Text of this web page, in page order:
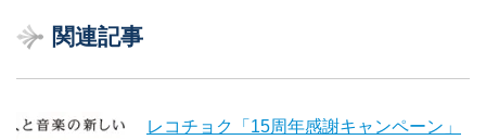
関連記事
レコチョク「15周年感謝キャンペーン」